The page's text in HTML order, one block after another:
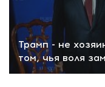
Трамп - не
том, чья воля